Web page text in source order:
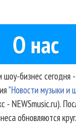
О нас
бизнес сегодня
"Новости музыки и
- NEWSmusic.ru).
обновляются